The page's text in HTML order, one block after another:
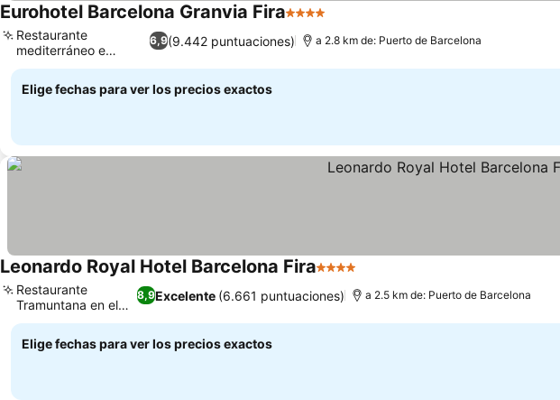
Eurohotel Barcelona Granvia Fira4 Estrellas
6,9(9.442 puntuaciones)
Restaurante
mediterráneo e
italiano
a 2.8 km de: Puerto de Barcelona
Elige fechas para ver los precios exactos
Leonardo Royal Hotel Barcelona Fira4 Estrellas
8,9Excelente (6.661 puntuaciones)
Restaurante
Tramuntana en el
hotel
a 2.5 km de: Puerto de Barcelona
Elige fechas para ver los precios exactos